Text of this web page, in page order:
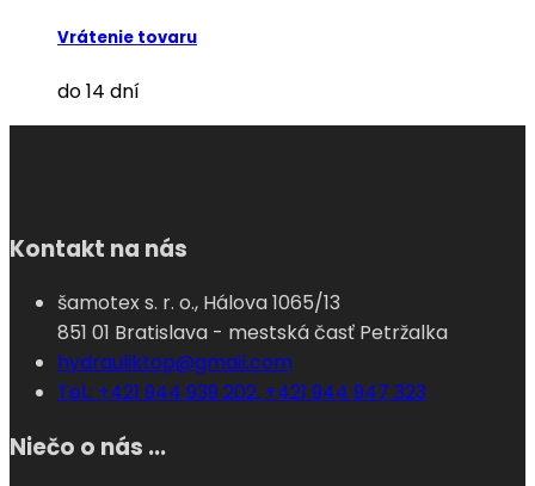
Vrátenie tovaru
do 14 dní
Kontakt na nás
šamotex s. r. o., Hálova 1065/13
851 01 Bratislava - mestská časť Petržalka
hydrauliktop@gmail.com
Tel.: +421 944 939 202, +421 944 947 323
Niečo o nás ...